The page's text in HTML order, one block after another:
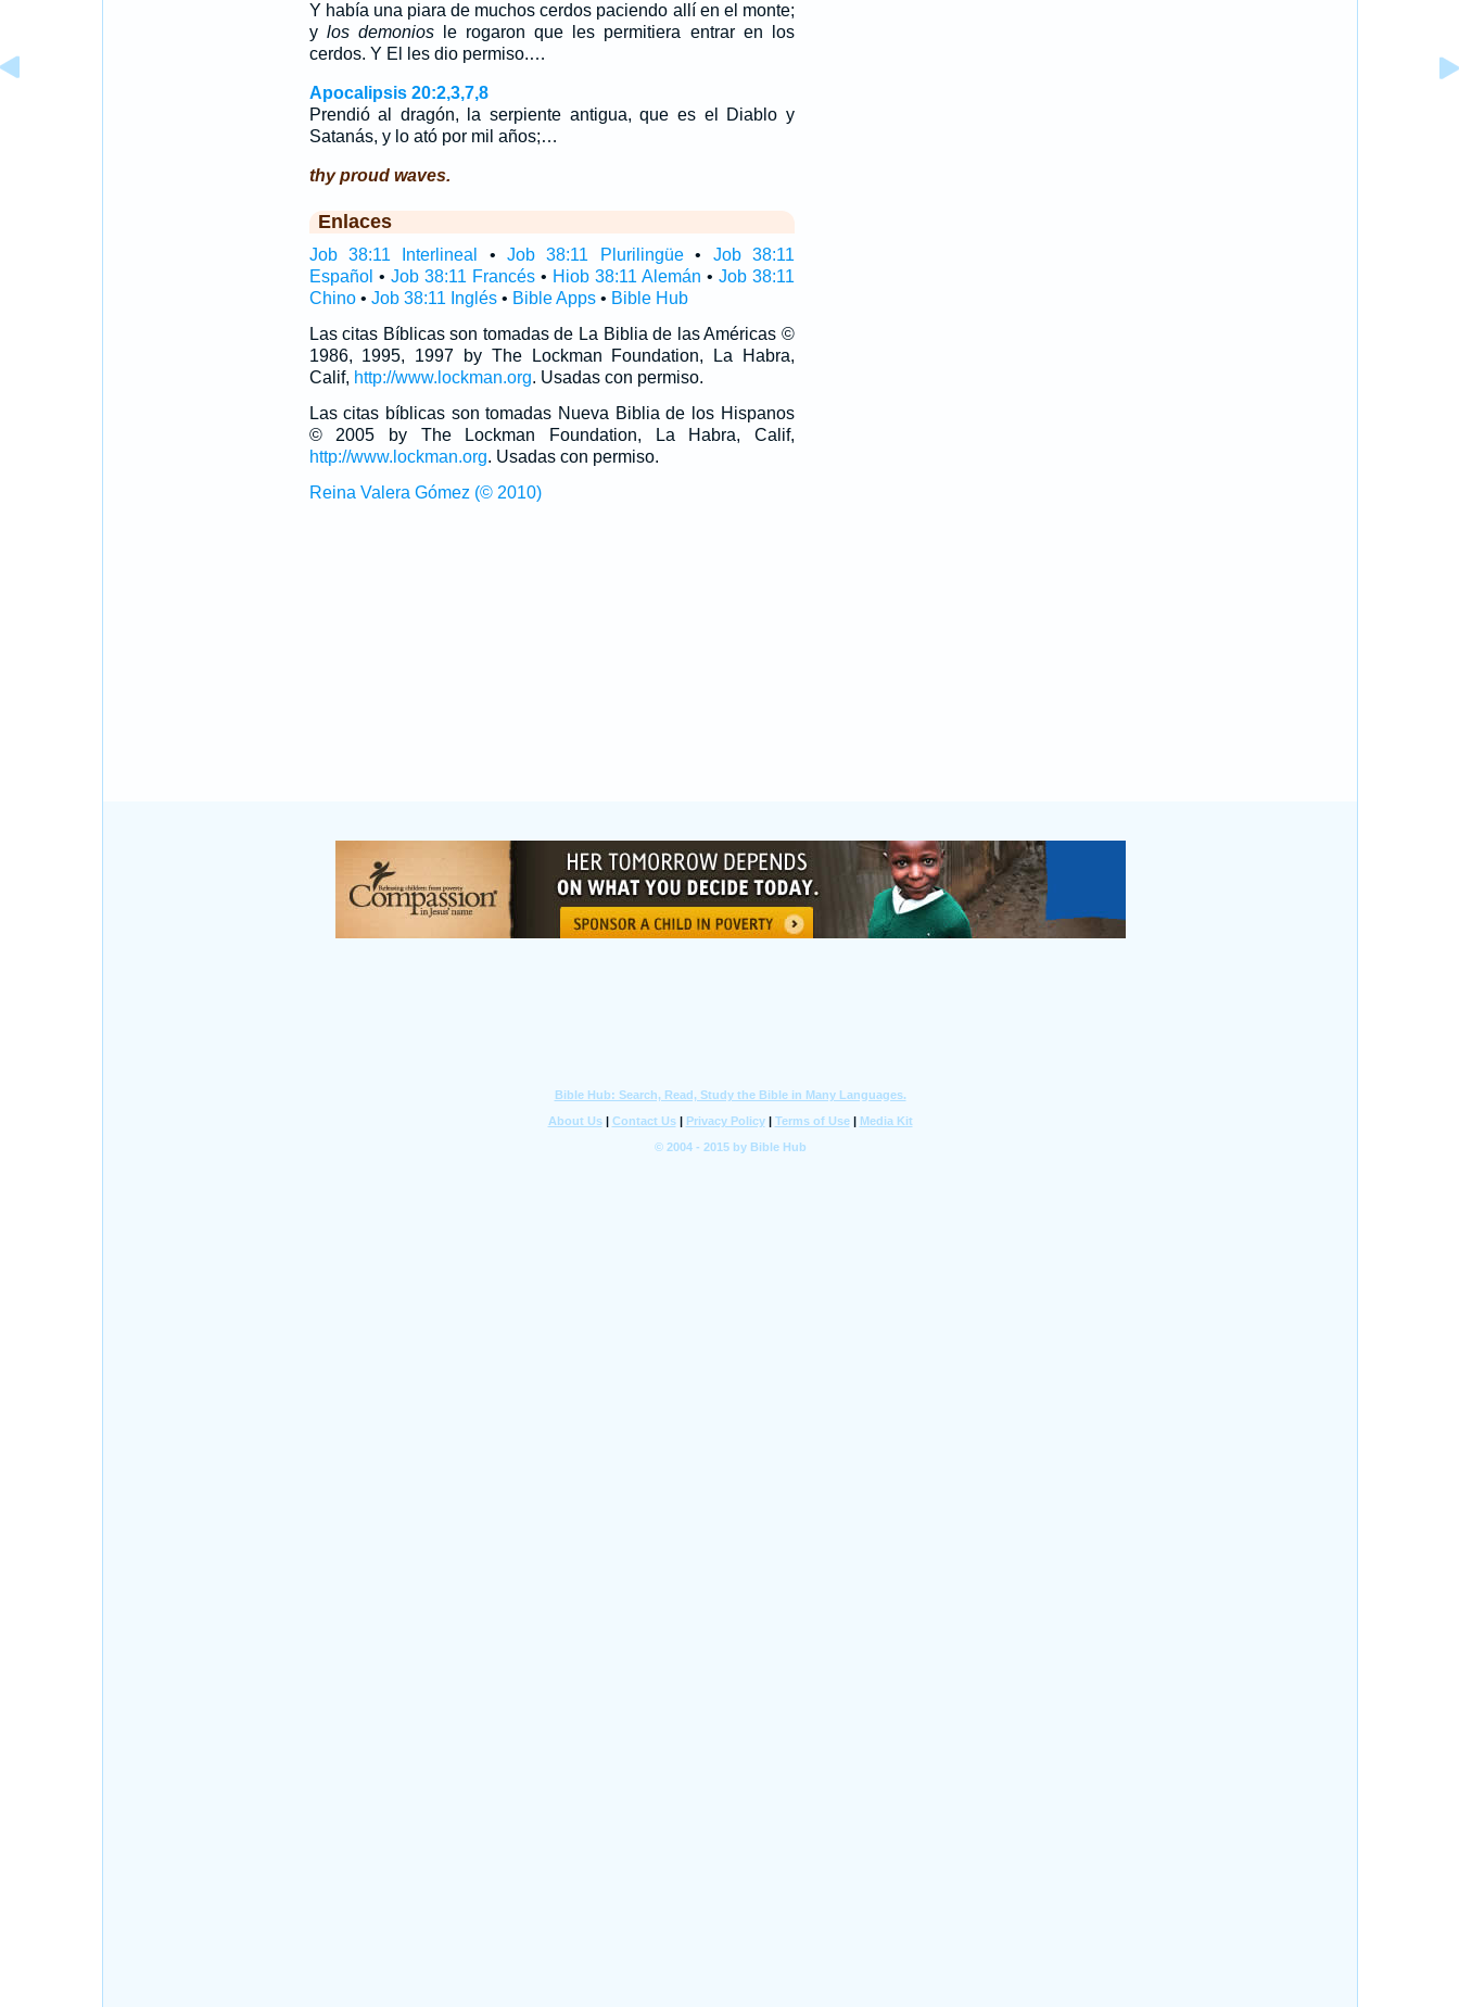
Y había una piara de muchos cerdos paciendo allí en el monte;
y los demoniosle rogaron que les permitiera entrar en los
cerdos. Y El les dio permiso.…
Apocalipsis 20:2,3,7,8
Prendió al dragón, la serpiente antigua, que es el Diablo y
Satanás, y lo ató por mil años;…
thy proud waves.
Enlaces
Job 38:11 Interlineal •Job 38:11 Plurilingüe• Job 38:11
Español • Job 38:11 Francés• Hiob 38:11 Alemán • Job 38:11
Chino• Job 38:11 Inglés• Bible Apps• Bible Hub
Las citas Bíblicas son tomadas de La Biblia de las Américas ©
1986, 1995, 1997 by The Lockman Foundation, La Habra,
Calif, http://www.lockman.org. Usadas con permiso.
Las citas bíblicas son tomadas Nueva Biblia de los Hispanos
© 2005 by The Lockman Foundation, La Habra, Calif,
http://www.lockman.org. Usadas con permiso.
Reina Valera Gómez (© 2010)